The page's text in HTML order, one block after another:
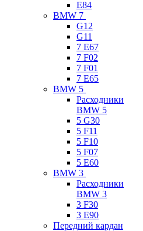
E84
BMW 7
G12
G11
7 Е67
7 F02
7 F01
7 E65
BMW 5
Расходники
BMW 5
5 G30
5 F11
5 F10
5 F07
5 E60
BMW 3
Расходники
BMW 3
3 F30
3 E90
Передний кардан